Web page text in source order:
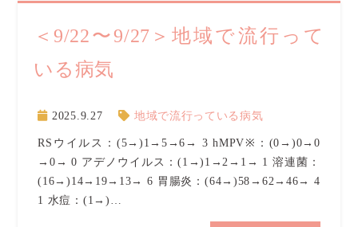
＜9/22〜9/27＞地域で流行って
いる病気
2025.9.27 地域で流行っている病気
RSウイルス：(5→)1→5→6→ 3 hMPV※：(0→)0→0
→0→ 0 アデノウイルス：(1→)1→2→1→ 1 溶連菌：
(16→)14→19→13→ 6 胃腸炎：(64→)58→62→46→ 4
1 水痘：(1→)…